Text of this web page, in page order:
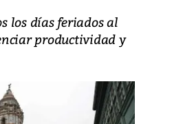
los días feriados al
productividad y